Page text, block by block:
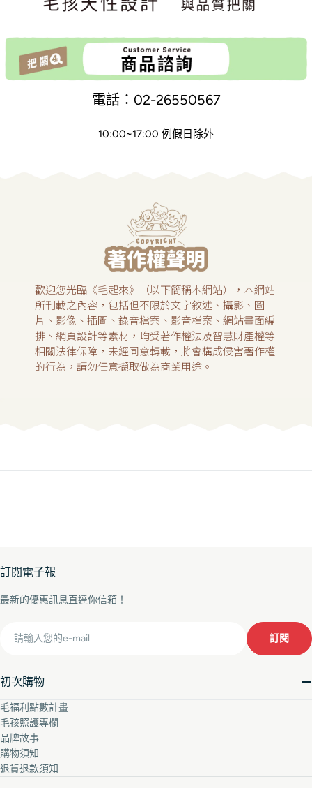
電話：02-26550567
10:00~17:00 例假日除外
歡迎您光臨《毛起來》（以下簡稱本網站），本網站
所刊載之內容，包括但不限於文字敘述、攝影、圖
片、影像、插圖、錄音檔案、影音檔案、網站畫面編
排、網頁設計等素材，均受著作權法及智慧財產權等
相關法律保障，未經同意轉載，將會構成侵害著作權
的行為，請勿任意擷取做為商業用途。
初次購物
毛福利點數計畫
毛孩照護專欄
品牌故事
購物須知
退貨退款須知
訂閱電子報
最新的優惠訊息直達你信箱！
訂閱